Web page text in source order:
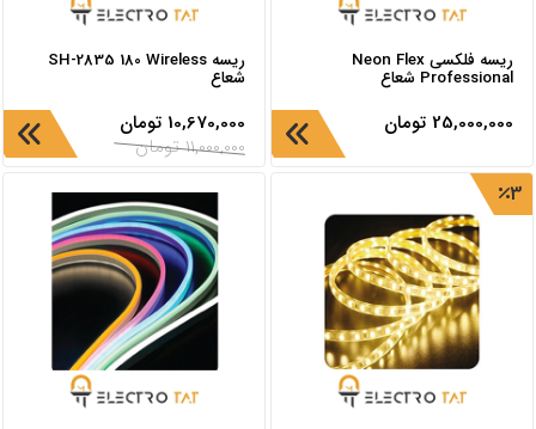
ریسه فلکسی Neon Flex
Professional شعاع
25,000,000 تومان
ریسه SH-2835 180 Wireless
شعاع
10,670,000 تومان
11,000,000 تومان
3